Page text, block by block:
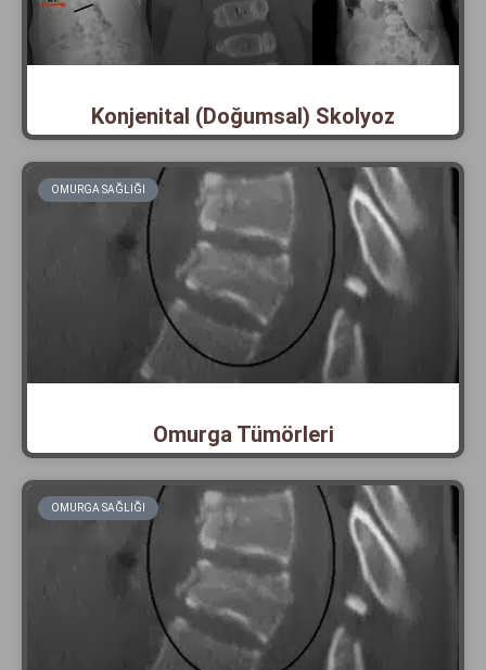
Konjenital (Doğumsal) Skolyoz
OMURGA SAĞLIĞI
Omurga Tümörleri
OMURGA SAĞLIĞI